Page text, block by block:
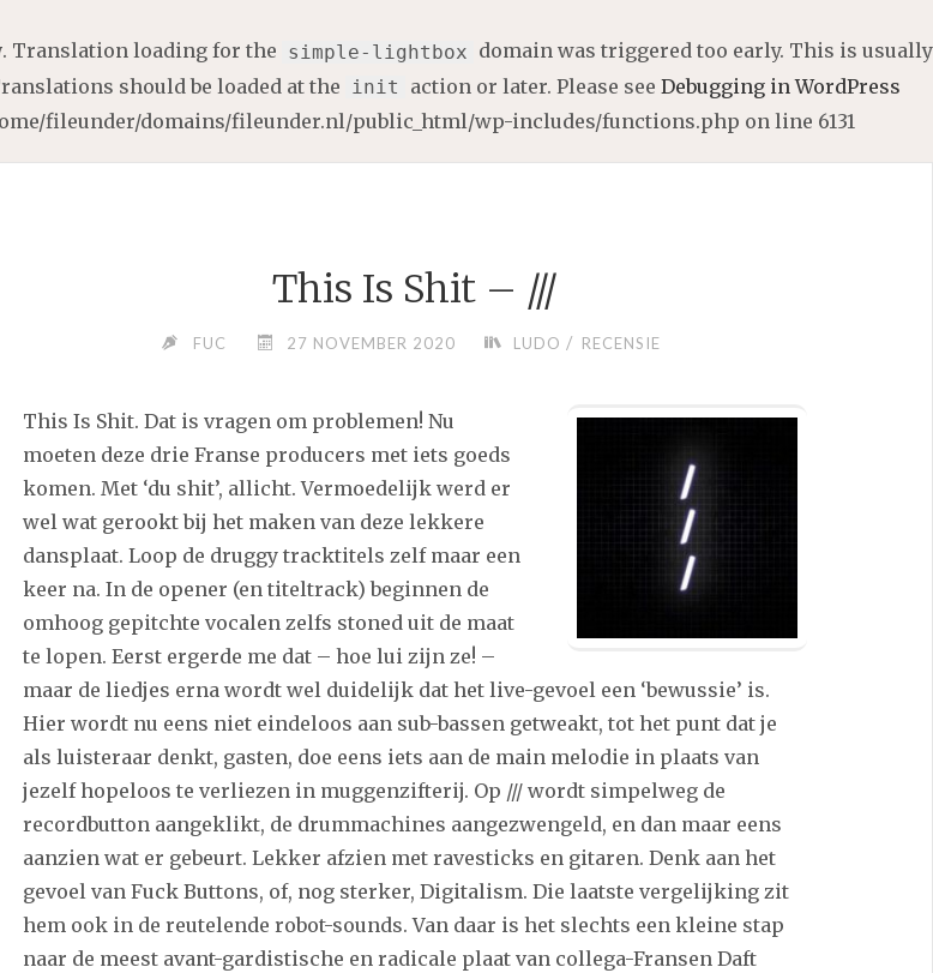
. Translation loading for the simple-lightbox domain was triggered too early. This is usually
should be loaded at the init action or later. Please see Debugging in WordPress
fileunder/domains/fileunder.nl/public_html/wp-includes/functions.php on line 6131
This Is Shit – ///
FUC 27 NOVEMBER 2020 LUDO / RECENSIE
This Is Shit. Dat is vragen om problemen! Nu
moeten deze drie Franse producers met iets goeds
komen. Met ‘du shit’, allicht. Vermoedelijk werd er
wel wat gerookt bij het maken van deze lekkere
dansplaat. Loop de druggy tracktitels zelf maar een
keer na. In de opener (en titeltrack) beginnen de
omhoog gepitchte vocalen zelfs stoned uit de maat
te lopen. Eerst ergerde me dat – hoe lui zijn ze! –
maar de liedjes erna wordt wel duidelijk dat het live-gevoel een ‘bewussie’ is.
Hier wordt nu eens niet eindeloos aan sub-bassen getweakt, tot het punt dat je
als luisteraar denkt, gasten, doe eens iets aan de main melodie in plaats van
jezelf hopeloos te verliezen in muggenzifterij. Op /// wordt simpelweg de
recordbutton aangeklikt, de drummachines aangezwengeld, en dan maar eens
aanzien wat er gebeurt. Lekker afzien met ravesticks en gitaren. Denk aan het
gevoel van Fuck Buttons, of, nog sterker, Digitalism. Die laatste vergelijking zit
hem ook in de reutelende robot-sounds. Van daar is het slechts een kleine stap
naar de meest avant-gardistische en radicale plaat van collega-Fransen Daft